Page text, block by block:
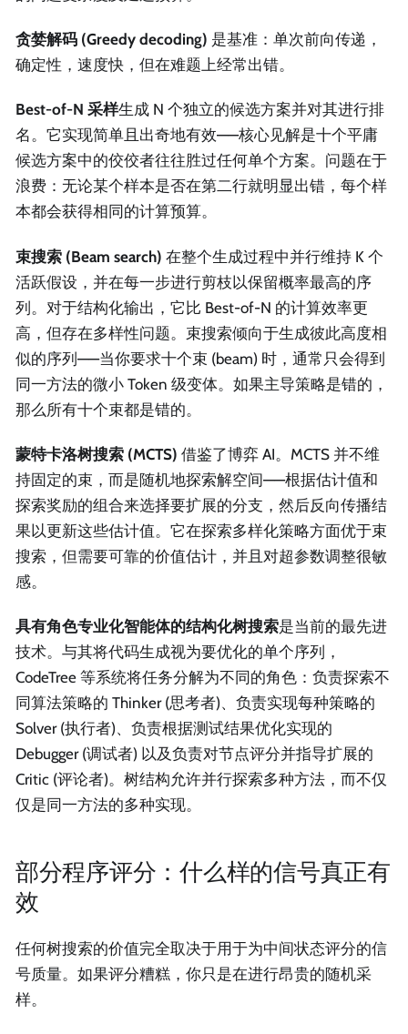
贪婪解码 (Greedy decoding) 是基准：单次前向传递，
确定性，速度快，但在难题上经常出错。
Best-of-N 采样生成 N 个独立的候选方案并对其进行排
名。它实现简单且出奇地有效——核心见解是十个平庸
候选方案中的佼佼者往往胜过任何单个方案。问题在于
浪费：无论某个样本是否在第二行就明显出错，每个样
本都会获得相同的计算预算。
束搜索 (Beam search) 在整个生成过程中并行维持 K 个
活跃假设，并在每一步进行剪枝以保留概率最高的序
列。对于结构化输出，它比 Best-of-N 的计算效率更
高，但存在多样性问题。束搜索倾向于生成彼此高度相
似的序列——当你要求十个束 (beam) 时，通常只会得到
同一方法的微小 Token 级变体。如果主导策略是错的，
那么所有十个束都是错的。
蒙特卡洛树搜索 (MCTS) 借鉴了博弈 AI。MCTS 并不维
持固定的束，而是随机地探索解空间——根据估计值和
探索奖励的组合来选择要扩展的分支，然后反向传播结
果以更新这些估计值。它在探索多样化策略方面优于束
搜索，但需要可靠的价值估计，并且对超参数调整很敏
感。
具有角色专业化智能体的结构化树搜索是当前的最先进
技术。与其将代码生成视为要优化的单个序列，
CodeTree 等系统将任务分解为不同的角色：负责探索不
同算法策略的 Thinker (思考者)、负责实现每种策略的
Solver (执行者)、负责根据测试结果优化实现的
Debugger (调试者) 以及负责对节点评分并指导扩展的
Critic (评论者)。树结构允许并行探索多种方法，而不仅
仅是同一方法的多种实现。
部分程序评分：什么样的信号真正有
效
任何树搜索的价值完全取决于用于为中间状态评分的信
号质量。如果评分糟糕，你只是在进行昂贵的随机采
样。